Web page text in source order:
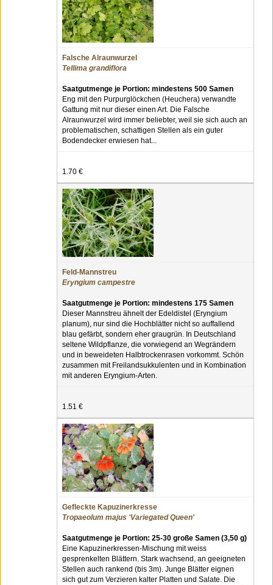
Falsche Alraunwurzel
Tellima grandiflora
Saatgutmenge je Portion: mindestens 500 Samen
Eng mit den Purpurglöckchen (Heuchera) verwandte
Gattung mit nur dieser einen Art. Die Falsche
Alraunwurzel wird immer beliebter, weil sie sich auch an
problematischen, schattigen Stellen als ein guter
Bodendecker erwiesen hat...
1.70 €
Feld-Mannstreu
Eryngium campestre
Saatgutmenge je Portion: mindestens 175 Samen
Dieser Mannstreu ähnelt der Edeldistel (Eryngium
planum), nur sind die Hochblätter nicht so auffallend
blau gefärbt, sondern eher graugrün. In Deutschland
seltene Wildpflanze, die vorwiegend an Wegrändern
und in beweideten Halbtrockenrasen vorkommt. Schön
zusammen mit Freilandsukkulenten und in Kombination
mit anderen Eryngium-Arten.
1.51 €
Gefleckte Kapuzinerkresse
Tropaeolum majus 'Variegated Queen'
Saatgutmenge je Portion: 25-30 große Samen (3,50 g)
Eine Kapuzinerkressen-Mischung mit weiss
gesprenkelten Blättern. Stark wachsend, an geeigneten
Stellen auch rankend (bis 3m). Junge Blätter eignen
sich gut zum Verzieren kalter Platten und Salate. Die